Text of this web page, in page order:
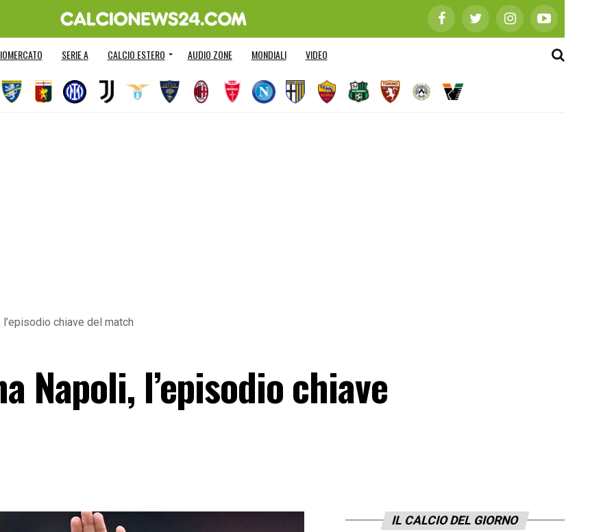
SERIE A CALCIO ESTERO AUDIO ZONE MONDIALI VIDEO
chiave del match
Napoli, l’episodio chiave
IL CALCIO DEL GIORNO